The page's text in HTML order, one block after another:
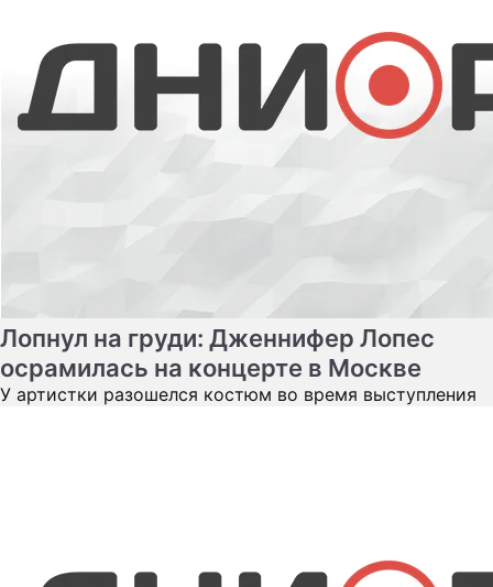
Лопнул на груди: Дженнифер Лопес
осрамилась на концерте в Москве
У артистки разошелся костюм во время выступления